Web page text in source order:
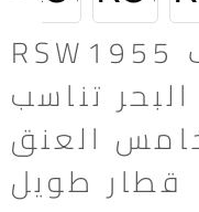
RSW1955 فساتين الزفاف
تناسب
العنق
قطار طويل